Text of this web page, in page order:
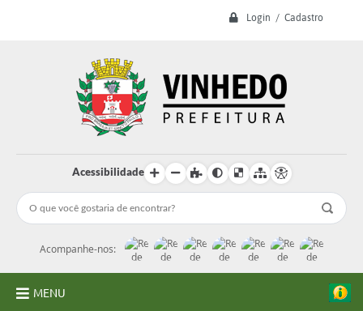
Login / Cadastro
Acessibilidade
Acompanhe-nos:
MENU